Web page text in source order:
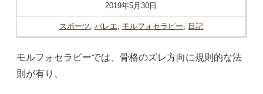
2019年5月30日
スポーツ, バレエ, モルフォセラピー, 日記
モルフォセラピーでは、骨格のズレ方向に規則的な法
則が有り、